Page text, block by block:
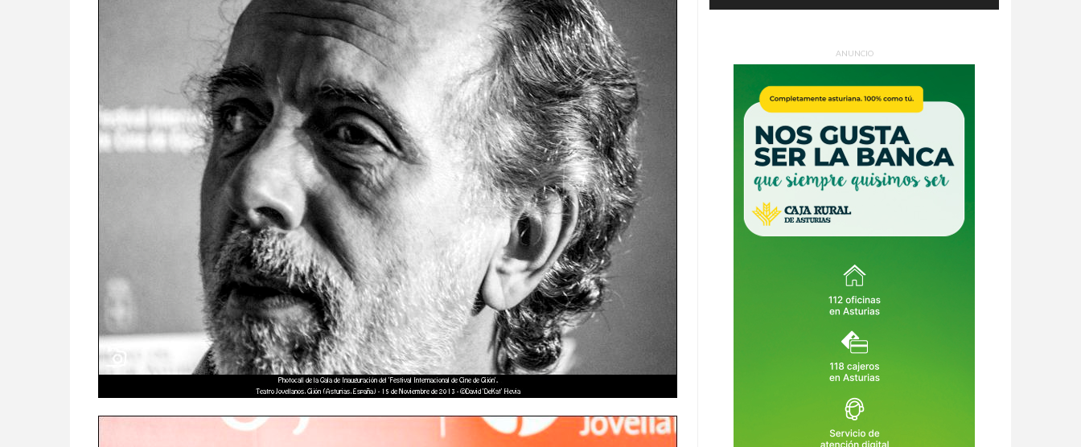
ANUNCIO